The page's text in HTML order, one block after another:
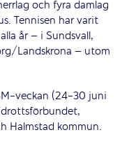
och fyra damlag
Tennisen har varit
år – i Sundsvall,
Landskrona – utom
veckan (24-30 juni
Halmstad kommun.